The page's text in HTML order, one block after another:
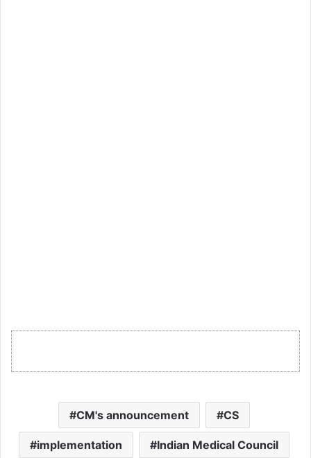
CM's announcement CS
implementation Indian Medical Council